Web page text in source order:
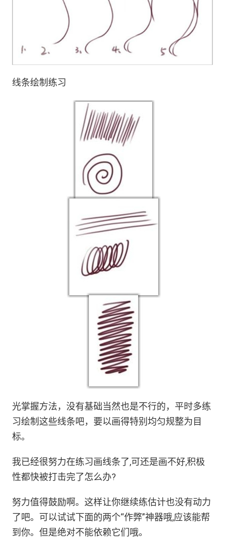
线条绘制练习
光掌握方法，没有基础当然也是不行的，平时多练
习绘制这些线条吧，要以画得特别均匀规整为目
标。
我已经很努力在练习画线条了,可还是画不好,积极
性都快被打击完了怎么办?
努力值得鼓励啊。这样让你继续练估计也没有动力
了吧。可以试试下面的两个“作弊”神器哦,应该能帮
到你。但是绝对不能依赖它们哦。